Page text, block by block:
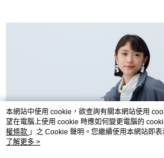
本網站中使用 cookie，欲查詢有關本網站使用
望在電腦上使用 cookie 時應如何變更電腦的
權條款 」之 Cookie 聲明。您繼續使用本網站即
用條款之 Cookie 聲明使用 cookie。
了解更多 >